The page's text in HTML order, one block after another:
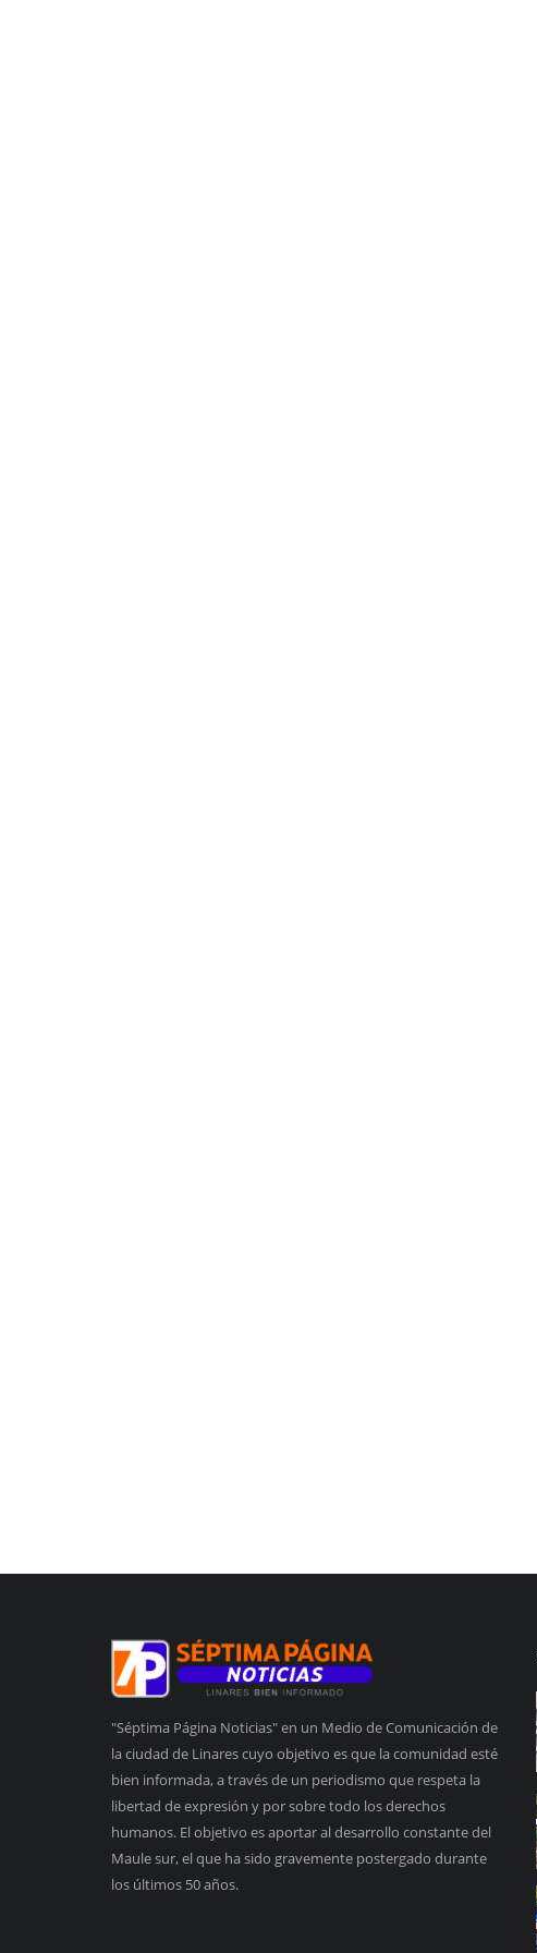
"Séptima Página Noticias" en un Medio de Comunicación de
la ciudad de Linares cuyo objetivo es que la comunidad esté
bien informada, a través de un periodismo que respeta la
libertad de expresión y por sobre todo los derechos
humanos. El objetivo es aportar al desarrollo constante del
Maule sur, el que ha sido gravemente postergado durante
los últimos 50 años.